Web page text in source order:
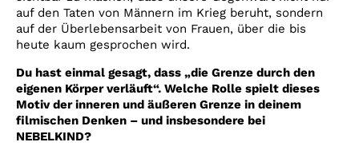
auf den Taten von Männern im Krieg beruht, sondern
auf der Überlebensarbeit von Frauen, über die bis
heute kaum gesprochen wird.
Du hast einmal gesagt, dass „die Grenze durch den
eigenen Körper verläuft“. Welche Rolle spielt dieses
Motiv der inneren und äußeren Grenze in deinem
filmischen Denken – und insbesondere bei
NEBELKIND?